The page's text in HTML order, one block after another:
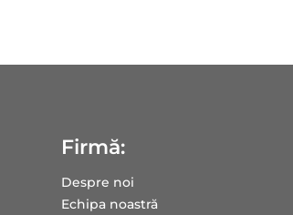
Firmă:
Despre noi
Echipa noastră